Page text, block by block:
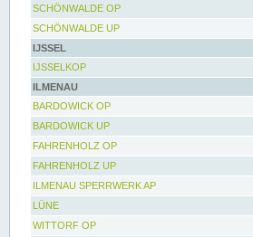
SCHÖNWALDE OP
SCHÖNWALDE UP
IJSSEL
IJSSELKOP
ILMENAU
BARDOWICK OP
BARDOWICK UP
FAHRENHOLZ OP
FAHRENHOLZ UP
ILMENAU SPERRWERK AP
LÜNE
WITTORF OP